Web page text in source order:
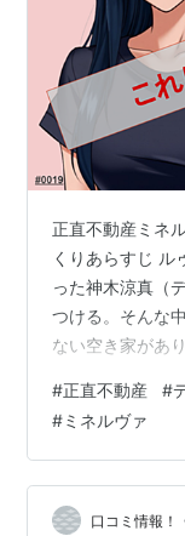
正直不動産ミネ
くりあらすじ ル
った神木涼真（
つける。そんな
ない空き家があ
交流が描かれる
が、ミネルヴァ
ドラマシーズン
要はない構成に
編から良い感じ
#正直不動産 #
#ミネルヴァ
口コミ情報！